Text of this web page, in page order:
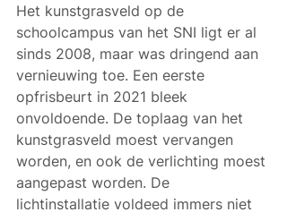
Het kunstgrasveld op de
schoolcampus van het SNI ligt er al
sinds 2008, maar was dringend aan
vernieuwing toe. Een eerste
opfrisbeurt in 2021 bleek
onvoldoende. De toplaag van het
kunstgrasveld moest vervangen
worden, en ook de verlichting moest
aangepast worden. De
lichtinstallatie voldeed immers niet